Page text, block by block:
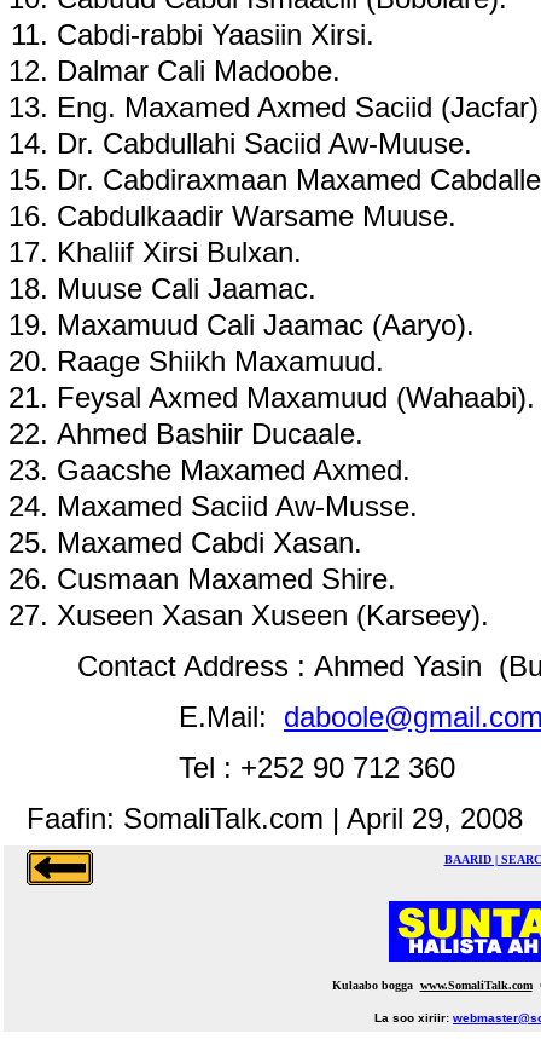
Cabdi-rabbi Yaasiin Xirsi.
Dalmar Cali Madoobe.
Eng. Maxamed Axmed Saciid
Dr. Cabdullahi Saciid Aw-Muuse.
Dr. Cabdiraxmaan Maxamed
Cabdulkaadir Warsame Muuse.
Khaliif Xirsi Bulxan.
Muuse Cali Jaamac.
Maxamuud Cali Jaamac (Aaryo).
Raage Shiikh Maxamuud.
Feysal Axmed Maxamuud (Wahaabi).
Ahmed Bashiir Ducaale.
Gaacshe Maxamed Axmed.
Maxamed Saciid Aw-Musse.
Maxamed Cabdi Xasan.
Cusmaan Maxamed Shire.
Xuseen Xasan Xuseen (Karseey).
Contact Address : Ahmed Yasin
E.Mail:
Tel : +252 90 712 360
Faafin: SomaliTalk.com | April 29, 2008
BAARID |
Kulaabo bogga www.SomaliTalk.com
La soo xiriir: